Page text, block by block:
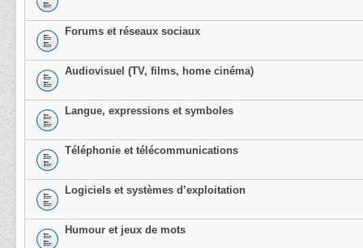
Forums et réseaux sociaux
Audiovisuel (TV, films, home cinéma)
Langue, expressions et symboles
Téléphonie et télécommunications
Logiciels et systèmes d’exploitation
Humour et jeux de mots